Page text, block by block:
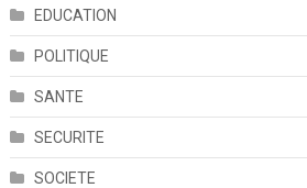
EDUCATION
POLITIQUE
SANTE
SECURITE
SOCIETE